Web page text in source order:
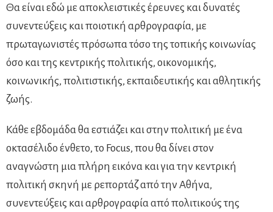
Θα είναι εδώ με αποκλειστικές έρευνες και δυνατές
συνεντεύξεις και ποιοτική αρθρογραφία, με
πρωταγωνιστές πρόσωπα τόσο της τοπικής κοινωνίας
όσο και της κεντρικής πολιτικής, οικονομικής,
κοινωνικής, πολιτιστικής, εκπαιδευτικής και αθλητικής
ζωής.
Κάθε εβδομάδα θα εστιάζει και στην πολιτική με ένα
οκτασέλιδο ένθετο, το Focus, που θα δίνει στον
αναγνώστη μια πλήρη εικόνα και για την κεντρική
πολιτική σκηνή με ρεπορτάζ από την Αθήνα,
συνεντεύξεις και αρθρογραφία από πολιτικούς της